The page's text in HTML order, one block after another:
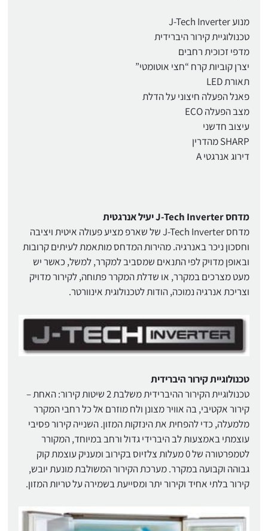
מנוע J-Tech Inverter
טכנולוגיית קירור היברידית
מדפי זכוכית רחבים
יצרן קוביות קרח “חצי אוטומטי”
תאורת LED
פאנל הפעלה חיצוני על הדלת
מצב הפעלה ECO
עיצוב חדשני
SHARP מהדרין
דירוג אנרגטי A
מדחס J-Tech Inverter יעיל אנרגטית
מדחס J-Tech Inverter של שארפ מציע פעולה איטית ויציבה
וחסכון ניכר באנרגיה. מהירות המדחס מותאמת לעיתים קרובות
ובאופן מדויק לפי התנאים שמסביב למקרר, למשל, כאשר יש
מעט מצרכים במקרר, או שדלת המקרר פתוחה, לקירור מדויק
וצריכת אנרגיה נמוכה, הודות לטכנולוגית אינוורטר.
טכנולוגיית קירור היברידית
טכנולוגיית הקירור ההיברידית משלבת 2 שיטות קירור: האחת –
קירור אקטיבי, בה אוויר מצונן ולח מוזרם אל כל רחבי המקרר
מלמעלה, כדי להפחית את הינזקות המזון. השנייה קירור פסיבי
עוצמתי באמצעות לב היברידי גדול ורחב במיוחד, המקורר
לטמפרטורה של 0 מעלות צלזיוס בקירוב ומעניק עוצמת קוק
גבוהה וקבועה במקרר. מערכת הקירור המשולבת מונעת יובש,
קירור בלתי אחיד וקירור יתר ומסייעת בשמירה על טריות המזון.